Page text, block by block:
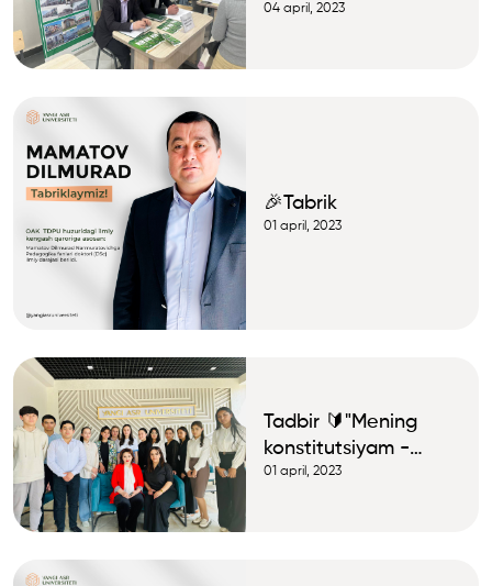
GRAND TA`LIM
04 april, 2023
🎉Tabrik
01 april, 2023
Tadbir 🔰"Mening
konstitutsiyam -
mening fahrim"
01 april, 2023